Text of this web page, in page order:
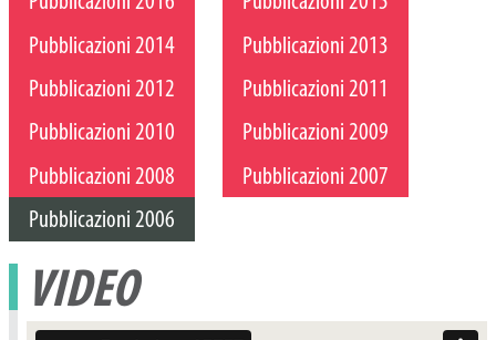
Pubblicazioni 2014
Pubblicazioni 2013
Pubblicazioni 2012
Pubblicazioni 2011
Pubblicazioni 2010
Pubblicazioni 2009
Pubblicazioni 2008
Pubblicazioni 2007
Pubblicazioni 2006
VIDEO
Video